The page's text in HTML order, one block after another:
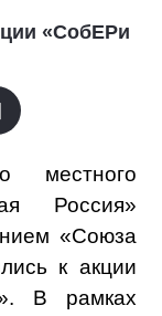
«СобЕРи
местного
Россия»
«Союза
к акции
В рамках